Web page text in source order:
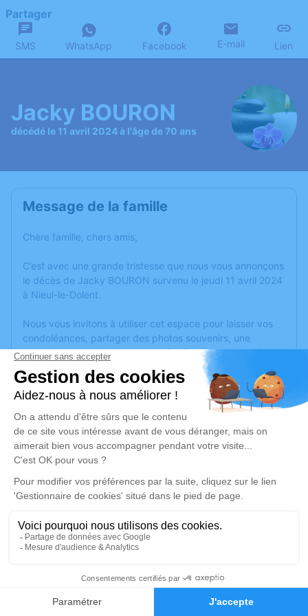
Faire-part Hommages
Partager
SMS WhatsApp Facebook E-mail Lien
Jacky BOURON
décédé le 11 avril 2024 à l'âge de 70 ans
Message de la famille
Chère famille, chers amis,
C’est avec une grande tristesse que nous vous annonçons
le décès de Jacky BOURON survenu le jeudi 11 avril 2024
à Nieul-le-Dolent.
Nous vous invitons à utiliser cet espace pour laisser vos
condoléances, partager des photos souvenirs, une
anecdote ou exprimer vos pensées à travers des poèmes
ou des textes. Cet endroit est un lieu d'expression dédié à
honorer la mémoire de Jacky BOURON.
Un service de plantation d’arbre hommage estdisponible
mardi 16 avril 2024 à 10h30
Église St Pierre de Nieul-le-Dolent
Place de l'église